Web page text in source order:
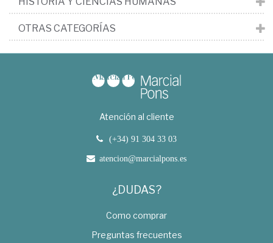
OTRAS CATEGORÍAS
Atención al cliente
(+34) 91 304 33 03
atencion@marcialpons.es
¿DUDAS?
Como comprar
Preguntas frecuentes